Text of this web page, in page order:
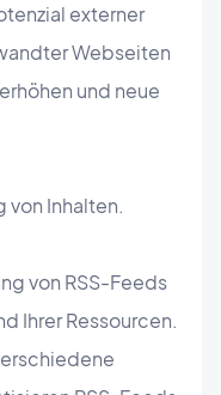
externer
Webseiten
und neue
von Inhalten.
von RSS-Feeds
Ihrer Ressourcen.